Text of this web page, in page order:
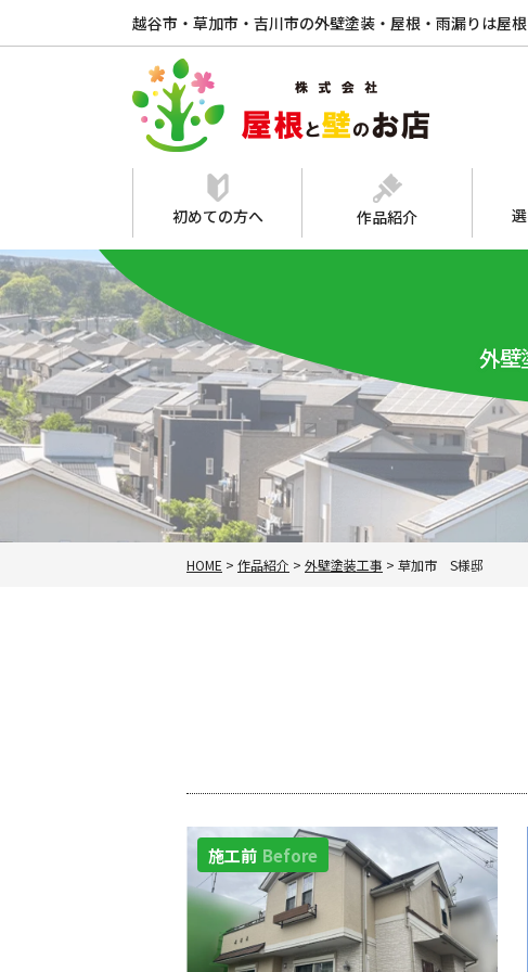
越谷市・草加市・吉川市の外壁塗装・屋根・雨漏りは屋
初めての方へ 作品紹介
外壁
HOME > 作品紹介 > 外壁塗装工事 > 草加市 S様邸
施工前 Before